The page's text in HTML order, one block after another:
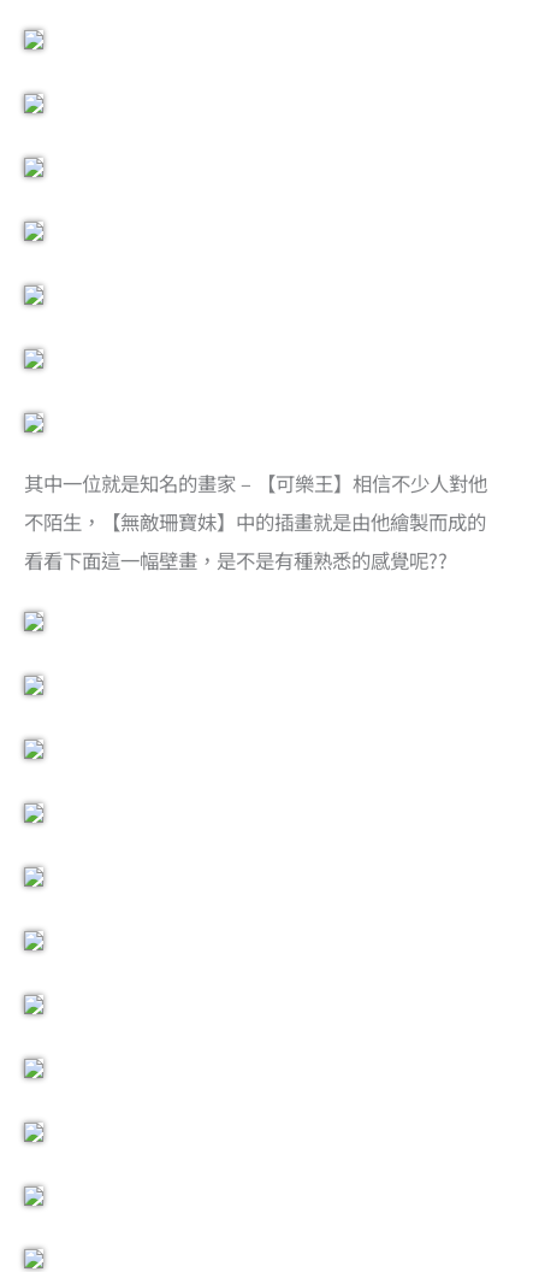
其中一位就是知名的畫家 – 【可樂王】相信不少人對他
不陌生，【無敵珊寶妹】中的插畫就是由他繪製而成的
看看下面這一幅壁畫，是不是有種熟悉的感覺呢??